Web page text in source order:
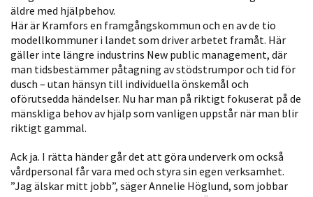
äldre med hjälpbehov.
Här är Kramfors en framgångskommun och en av de tio
modellkommuner i landet som driver arbetet framåt. Här
gäller inte längre industrins New public management, där
man tidsbestämmer påtagning av stödstrumpor och tid för
dusch – utan hänsyn till individuella önskemål och
oförutsedda händelser. Nu har man på riktigt fokuserat på de
mänskliga behov av hjälp som vanligen uppstår när man blir
riktigt gammal.
Ack ja. I rätta händer går det att göra underverk om också
vårdpersonal får vara med och styra sin egen verksamhet.
”Jag älskar mitt jobb”, säger Annelie Höglund, som jobbar
över huvud
taget ska
fungera.
Statistik
förbättra
hemsidans